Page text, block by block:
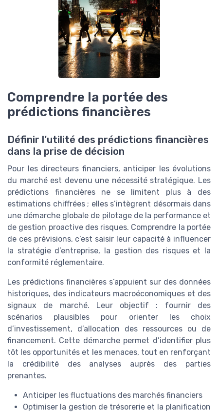
Comprendre la portée des
prédictions financières
Définir l’utilité des prédictions financières
dans la prise de décision
Pour les directeurs financiers, anticiper les évolutions
du marché est devenu une nécessité stratégique. Les
prédictions financières ne se limitent plus à des
estimations chiffrées ; elles s’intègrent désormais dans
une démarche globale de pilotage de la performance et
de gestion proactive des risques. Comprendre la portée
de ces prévisions, c’est saisir leur capacité à influencer
la stratégie d’entreprise, la gestion des risques et la
conformité réglementaire.
Les prédictions financières s’appuient sur des données
historiques, des indicateurs macroéconomiques et des
signaux de marché. Leur objectif : fournir des
scénarios plausibles pour orienter les choix
d’investissement, d’allocation des ressources ou de
financement. Cette démarche permet d’identifier plus
tôt les opportunités et les menaces, tout en renforçant
la crédibilité des analyses auprès des parties
prenantes.
Anticiper les fluctuations des marchés financiers
Optimiser la gestion de trésorerie et la planification